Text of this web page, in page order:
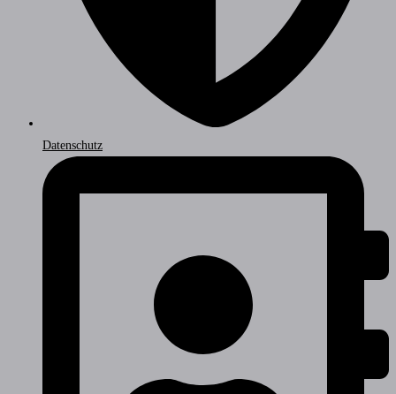
Datenschutz